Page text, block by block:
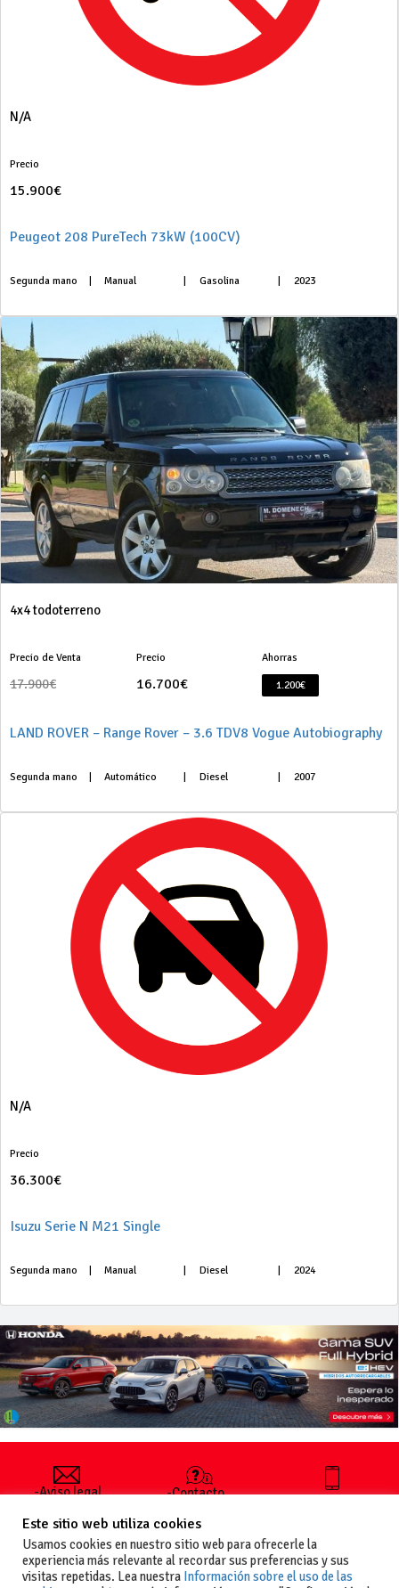
N/A
Precio
15.900€
Peugeot 208 PureTech 73kW (100CV)
Segunda mano Manual Gasolina 2023
4x4 todoterreno
Precio de Venta
17.900€
Precio
16.700€
Ahorras
1.200€
LAND ROVER – Range Rover – 3.6 TDV8 Vogue Autobiography
Segunda mano Automático Diesel 2007
N/A
Precio
36.300€
Isuzu Serie N M21 Single
Segunda mano Manual Diesel 2024
-Aviso legal
generales
de uso
-Política de
-Contacto
publicar un
anuncio
-Vende+
+34 627 35
Este sitio web utiliza cookies
Usamos cookies en nuestro sitio web para ofrecerle la
experiencia más relevante al recordar sus preferencias y sus
visitas repetidas. Lea nuestra Información sobre el uso de las